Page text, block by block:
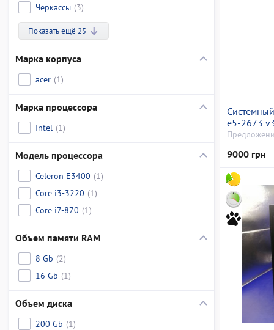
Черкассы (3)
Показать ещё 25
Марка корпуса
acer (1)
Марка процессора
Intel (1)
Модель процессора
Celeron E3400 (1)
Core i3-3220 (1)
Core i7-870 (1)
Объем памяти RAM
8 Gb (2)
16 Gb (1)
Объем диска
200 Gb (1)
e5-2673
500 gb/
256bit
9000 грн